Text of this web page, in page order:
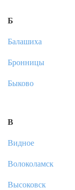
Б
Балашиха
Бронницы
Быково
В
Видное
Волоколамск
Высоковск